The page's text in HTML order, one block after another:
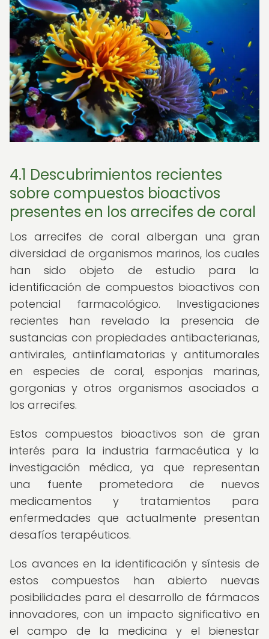
4.1 Descubrimientos recientes
sobre compuestos bioactivos
presentes en los arrecifes de coral
Los arrecifes de coral albergan una gran
diversidad de organismos marinos, los cuales
han sido objeto de estudio para la
identificación de compuestos bioactivos con
potencial farmacológico. Investigaciones
recientes han revelado la presencia de
sustancias con propiedades antibacterianas,
antivirales, antiinflamatorias y antitumorales
en especies de coral, esponjas marinas,
gorgonias y otros organismos asociados a
los arrecifes.
Estos compuestos bioactivos son de gran
interés para la industria farmacéutica y la
investigación médica, ya que representan
una fuente prometedora de nuevos
medicamentos y tratamientos para
enfermedades que actualmente presentan
desafíos terapéuticos.
Los avances en la identificación y síntesis de
estos compuestos han abierto nuevas
posibilidades para el desarrollo de fármacos
innovadores, con un impacto significativo en
el campo de la medicina y el bienestar